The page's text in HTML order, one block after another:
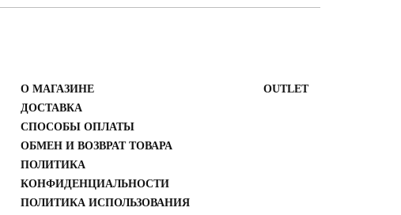
О МАГАЗИНЕ
ДОСТАВКА
СПОСОБЫ ОПЛАТЫ
ОБМЕН И ВОЗВРАТ ТОВАРА
ПОЛИТИКА
КОНФИДЕНЦИАЛЬНОСТИ
ПОЛИТИКА ИСПОЛЬЗОВАНИЯ
ОUTLET